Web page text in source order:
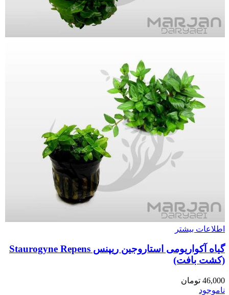
اطلاعات بیشتر
گیاه آکواریومی استاروجین ریپنس Staurogyne Repens
(کشت بافت)
46,000 تومان
ناموجود